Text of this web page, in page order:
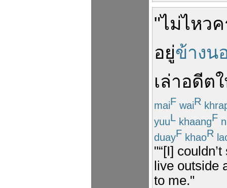
"ไม่ไหว
อยู่ข้างน
เล่าอดีต
maiF waiR
yuuL khaangF
duayF khaoR
"“[I]
live outside
to me."